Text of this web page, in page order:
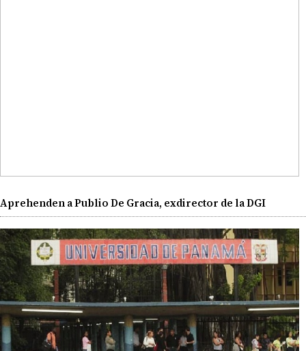
Aprehenden a Publio De Gracia, exdirector de la DGI